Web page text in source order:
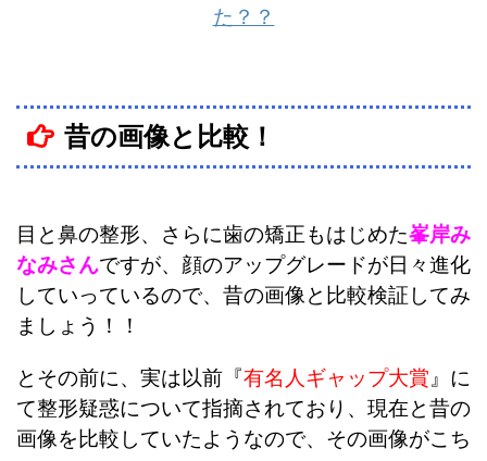
た？？
昔の画像と比較！
目と鼻の整形、さらに歯の矯正もはじめた峯岸み
なみさんですが、顔のアップグレードが日々進化
していっているので、 昔の画像と比較検証してみ
ましょう！！
とその前に、実は以前『有名人ギャップ大賞 』に
て整形疑惑について指摘されており、現在と昔の
画像を比較していたようなので、その画像がこち